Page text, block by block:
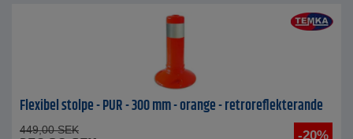
Flexibel stolpe - PUR - 300 mm - orange - retroreflekterande
-20%
449,00 SEK